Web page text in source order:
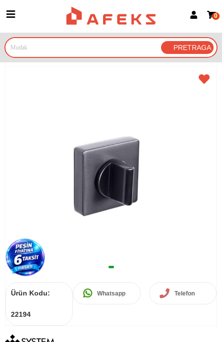
Prijava za članove
Prijavite se Google nalogom
0
Ürün Kodu:
22194
Whatsapp Telefon